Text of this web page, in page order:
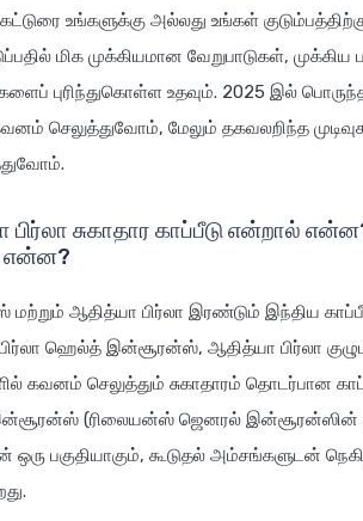
உங்களுக்கு அல்லது உங்கள்
மிக முக்கியமான வேறுபாடுகள்,
புரிந்துகொள்ள உதவும். 2025 இல்
செலுத்துவோம், மேலும் தகவலறிந்த
பிர்லா சுகாதார காப்பீடு என்றால்
என்ன?
மற்றும் ஆதித்யா பிர்லா இரண்டும் இந்திய
ஹெல்த் இன்சூரன்ஸ், ஆதித்யா பிர்லா
கவனம் செலுத்தும் சுகாதாரம் தொடர்பான
(ரிலையன்ஸ் ஜெனரல் இன்சூரன்ஸின்
ஒரு பகுதியாகும், கூடுதல் அம்சங்களுடன்